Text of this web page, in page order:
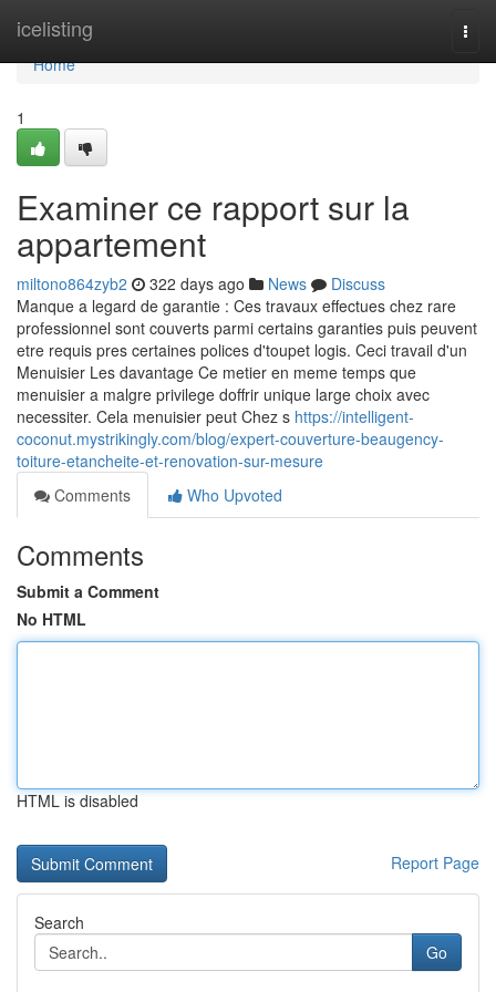
icelisting
Home
Home
1
Examiner ce rapport sur la
appartement
miltono864zyb2 322 days ago News
Discuss
Manque a legard de garantie : Ces travaux effectues chez rare
professionnel sont couverts parmi certains garanties puis peuvent
etre requis pres certaines polices d'toupet logis. Ceci travail d'un
Menuisier Les davantage Ce metier en meme temps que
menuisier a malgre privilege doffrir unique large choix avec
necessiter. Cela menuisier peut Chez s https://intelligent-
coconut.mystrikingly.com/blog/expert-couverture-beaugency-
toiture-etancheite-et-renovation-sur-mesure
Comments
Who Upvoted
Comments
Submit a Comment
No HTML
HTML is disabled
Report Page
Search
Go